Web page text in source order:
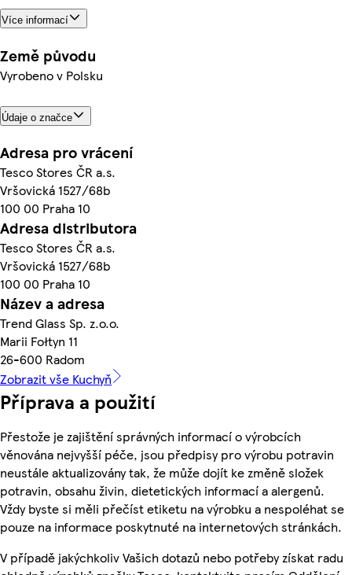
Více informací
Země původu
Vyrobeno v Polsku
Údaje o značce
Adresa pro vrácení
Tesco Stores ČR a.s.
Vršovická 1527/68b
100 00 Praha 10
Adresa distributora
Tesco Stores ČR a.s.
Vršovická 1527/68b
100 00 Praha 10
Název a adresa
Trend Glass Sp. z.o.o.
Marii Fołtyn 11
26-600 Radom
Zobrazit vše Kuchyň
Příprava a použití
Přestože je zajištění správných informací o výrobcích
věnována nejvyšší péče, jsou předpisy pro výrobu potravin
neustále aktualizovány tak, že může dojít ke změně složek
potravin, obsahu živin, dietetických informací a alergenů.
Vždy byste si měli přečíst etiketu na výrobku a nespoléhat se
pouze na informace poskytnuté na internetových stránkách.
V případě jakýchkoliv Vašich dotazů nebo potřeby získat radu